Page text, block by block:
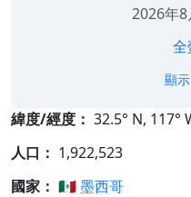
2026年
全
顯
緯度/經度： 32.5° N, 117°
人口： 1,922,523
國家： 🇲🇽墨西哥